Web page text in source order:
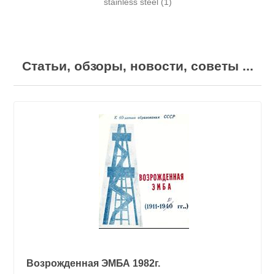
stainless steel (1)
Статьи, обзоры, новости, советы ...
Возрожденная ЭМБА 1982г.